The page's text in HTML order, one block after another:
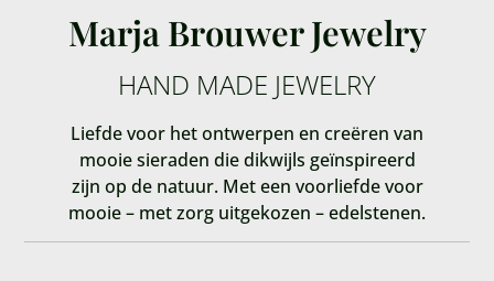
Marja Brouwer Jewelry
HAND MADE JEWELRY
Liefde voor het ontwerpen en creëren van
mooie sieraden die dikwijls geïnspireerd
zijn op de natuur. Met een voorliefde voor
mooie – met zorg uitgekozen – edelstenen.